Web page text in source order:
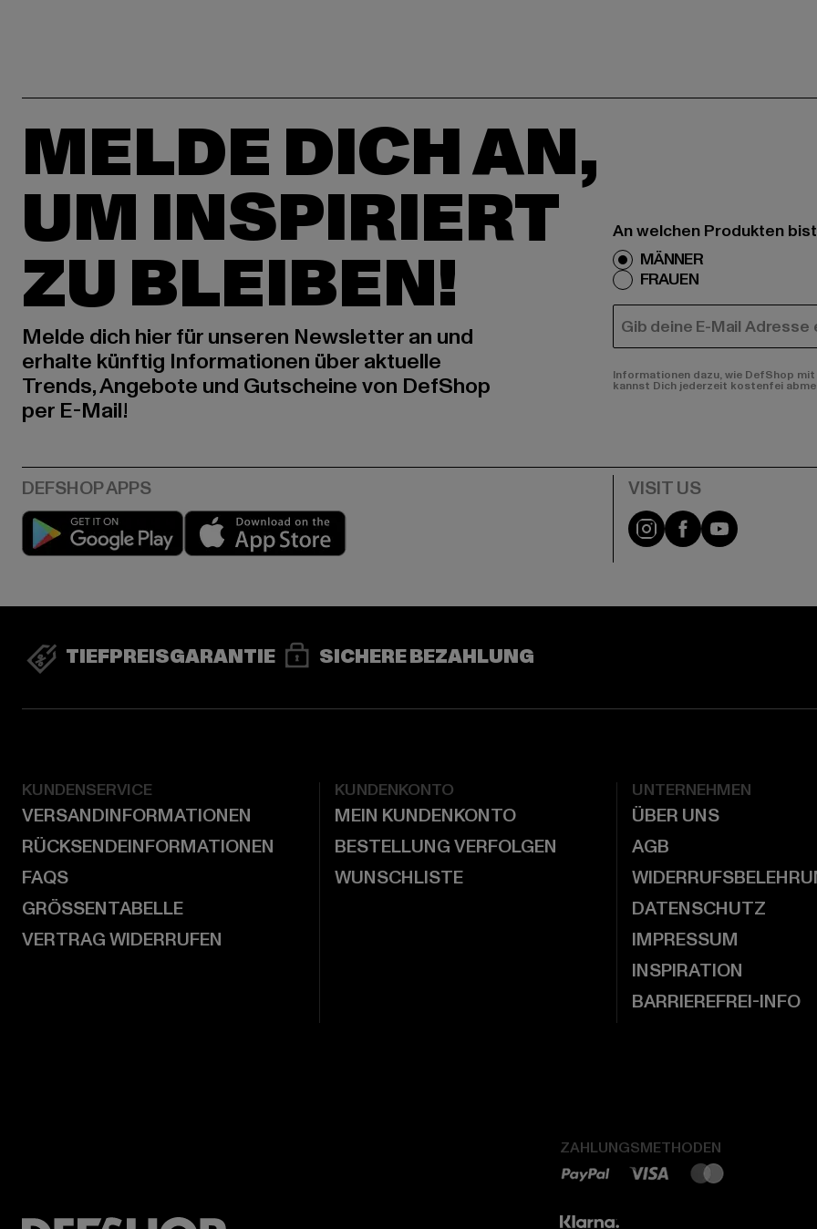
MELDE DICH AN,
UM INSPIRIERT
ZU BLEIBEN!
Melde dich hier für unseren Newsletter an und
erhalte künftig Informationen über aktuelle
Trends, Angebote und Gutscheine von DefShop
per E-Mail!
An welchen Produkten
MÄNNER
FRAUEN
E-MAIL
Informationen dazu, wie DefShop
kannst Dich jederzeit kostenfei
Play market Visit our Instagram
Visit ourVisit our
TIEFPREISGARANTIE SICHERE BEZAHLUNG
KUNDENSERVICE
VERSANDINFORMATIONEN
RÜCKSENDEINFORMATIONEN
FAQS
GRÖSSENTABELLE
VERTRAG WIDERRUFEN
KUNDENKONTO
MEIN KUNDENKONTO
BESTELLUNG VERFOLGEN
WUNSCHLISTE
UNTERNEHMEN
ÜBER UNS
AGB
DATENSCHUTZ
IMPRESSUM
INSPIRATION
BARRIEREFREI-INFO
ZAHLUNGSMETHODEN